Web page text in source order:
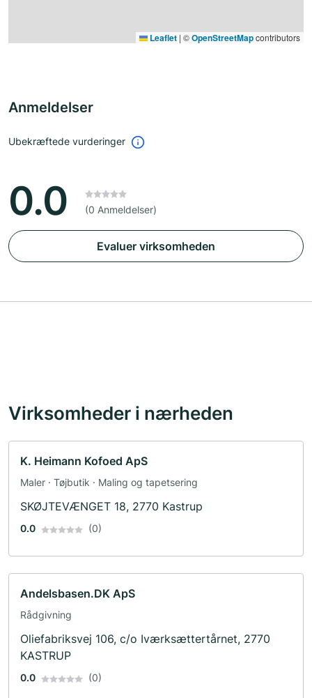
Leaflet | ©OpenStreetMapcontributors
Anmeldelser
Ubekræftede vurderinger
0.0 (0 Anmeldelser)
Evaluer virksomheden
Virksomheder i nærheden
K. Heimann Kofoed ApS
Maler · Tøjbutik · Maling og tapetsering
SKØJTEVÆNGET 18, 2770 Kastrup
0.0 (0)
Andelsbasen.DK ApS
Rådgivning
Oliefabriksvej 106, c/o Iværksættertårnet, 2770
KASTRUP
0.0 (0)